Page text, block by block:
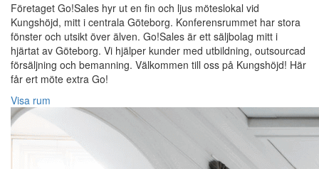
Företaget Go!Sales hyr ut en fin och ljus möteslokal vid
Kungshöjd, mitt i centrala Göteborg. Konferensrummet har stora
fönster och utsikt över älven. Go!Sales är ett säljbolag mitt i
hjärtat av Göteborg. Vi hjälper kunder med utbildning, outsourcad
försäljning och bemanning. Välkommen till oss på Kungshöjd! Här
får ert möte extra Go!
Visa rum